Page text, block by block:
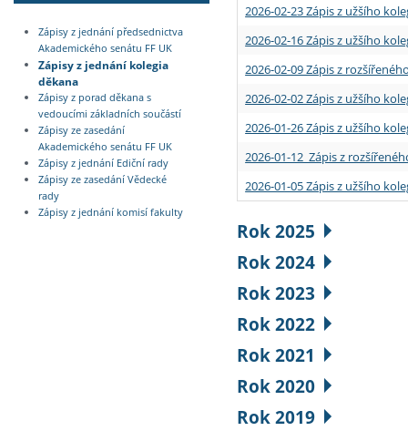
Zápisy z jednání předsednictva
Akademického senátu FF UK
Zápisy z jednání kolegia
děkana
Zápisy z porad děkana s
vedoucími základních součástí
Zápisy ze zasedání
Akademického senátu FF UK
Zápisy z jednání Ediční rady
Zápisy ze zasedání Vědecké
rady
Zápisy z jednání komisí fakulty
2026-02-23 Zápis z užšího
2026-02-16 Zápis z užšího
2026-02-09 Zápis z
2026-02-02 Zápis z užšího
2026-01-26 Zápis z užšího
2026-01-12 Zápis z
2026-01-05 Zápis z užšího
Rok 2025
Rok 2024
Rok 2023
Rok 2022
Rok 2021
Rok 2020
Rok 2019